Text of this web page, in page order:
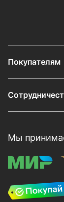
Покупателям
Мы